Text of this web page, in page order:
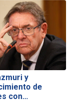
y
de
con…